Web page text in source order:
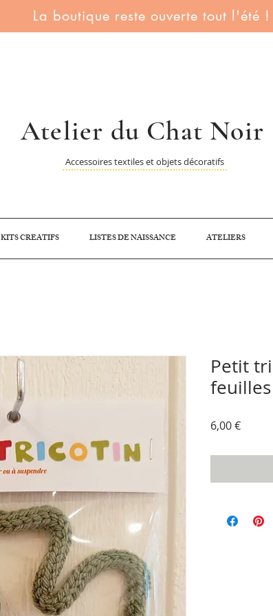
La boutique reste ouverte tout l'été !
Atelier du Chat Noir
Accessoires textiles et objets décoratifs
KITS CREATIFS LISTES DE NAISSANCE ATELIERS
Petit
feuilles
6,00 €Prix